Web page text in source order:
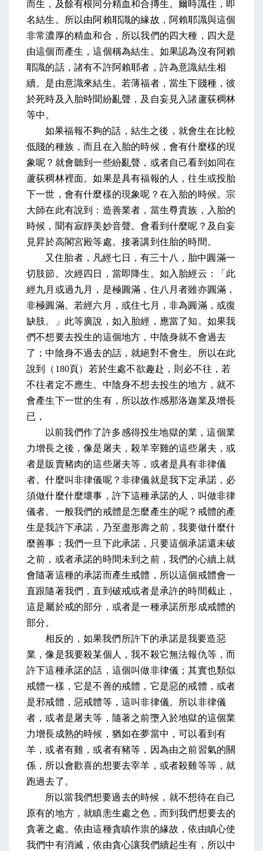
而生，及餘有根同分精血和合摶生。爾時識住，即
名結生。所以由阿賴耶識的緣故，阿賴耶識與這個
非常濃厚的精血和合，所以我們的四大種，四大是
由這個而產生，這個稱為結生。如果認為沒有阿賴
耶識的話，諸有不許阿賴耶者，許為意識結生相
續。是由意識來結生。若薄福者，當生下賤種，彼
於死時及入胎時聞紛亂聲，及自妄見入諸蘆荻稠林
等中。
如果福報不夠的話，結生之後，就會生在比較
低賤的種族，而且在入胎的時候，會有什麼樣的現
象呢？就會聽到一些紛亂聲，或者自己看到如同在
蘆荻稠林裡面。如果是具有福報的人，往生或投胎
下一世，會有什麼樣的現象呢？在入胎的時候。宗
大師在此有說到：造善業者，當生尊貴族，入胎的
時候，聞有寂靜美妙音聲。會看到什麼呢？及自妄
見昇於高閣宮殿等處。接著講到住胎的時間。
又住胎者，凡經七日，有三十八，胎中圓滿一
切肢節。次經四日，當即降生。如入胎經云：「此
經九月或過九月，是極圓滿，住八月者雖亦圓滿，
非極圓滿。若經六月，或住七月，非為圓滿，或復
缺肢。」此等廣說，如入胎經，應當了知。如果我
們不想要去投生的這個地方，中陰身就不會過去
了；中陰身不過去的話，就絕對不會生。所以在此
說到（ 180頁）若於生處不欲趣赴，則必不往，若
不往者定不應生。中陰身不想去投生的地方，就不
會產生下一世的生有，所以故作感那洛迦業及增長
已，
以前我們作了許多感得投生地獄的業，這個業
力增長之後，像是屠夫，殺羊宰雞的這些屠夫，或
者是販賣豬肉的這些屠夫等，或者是具有非律儀
者。什麼叫非律儀呢？非律儀就是我下定承諾，必
須做什麼什麼壞事，許下這種承諾的人，叫做非律
儀者。一般我們的戒體是怎麼產生的呢？戒體的產
生是我許下承諾，乃至盡形壽之前，我要做什麼什
麼善事；我們一旦下此承諾，只要這個承諾還未破
之前，或者承諾的時間未到之前，我們的心續上就
會隨著這種的承諾而產生戒體，所以這個戒體會一
直跟隨著我們，直到破戒或者是承許的時間截止，
這是屬於戒的部分，或者是一種承諾所形成戒體的
部分。
相反的，如果我們所許下的承諾是我要造惡
業，像是我要殺某個人，我不殺它無法報仇等，而
許下這種承諾的話，這個叫做非律儀；其實也類似
戒體一樣，它是不善的戒體，它是惡的戒體，或者
是邪戒體，惡戒體等，這叫非律儀。所以非律儀
者，或者是屠夫等，隨著之前墮入於地獄的這個業
力增長成熟的時候，猶如在夢當中，可以看到有
羊，或者有雞，或者有豬等，因為由之前習氣的關
係，所以會歡喜的想要去宰羊，或者殺雞等等，就
跑過去了。
所以當我們想要過去的時候，就不想待在自己
原有的地方，就瞋恚生處之色，而到我們想要去的
貪著之處。依由這種貪瞋作祟的緣故，依由瞋心使
我們中有消滅，依由貪心讓我們續起生有，所以中